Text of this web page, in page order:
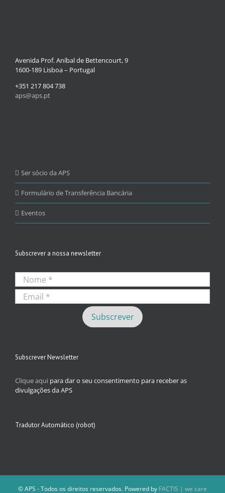
Avenida Prof. Aníbal de Bettencourt, 9
1600-189 Lisboa – Portugal
+351 217 804 738
aps@aps.pt
Ser sócio da APS
Formulário de Transferência Bancária
Eventos
Subscrever a nossa newsletter
Subscrever Newsletter
Clique aqui para dar o seu consentimento para receber as
divulgações da APS
Tradutor Automático (robot)
© APS - Todos os direitos reservados. Powered by FACTIS | we care